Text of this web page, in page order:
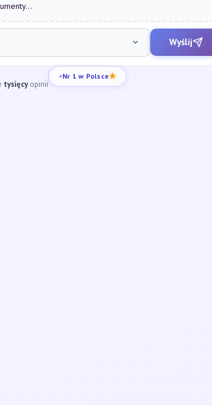
Wyślij
tysięcyopinii
Nr 1 w Polsce